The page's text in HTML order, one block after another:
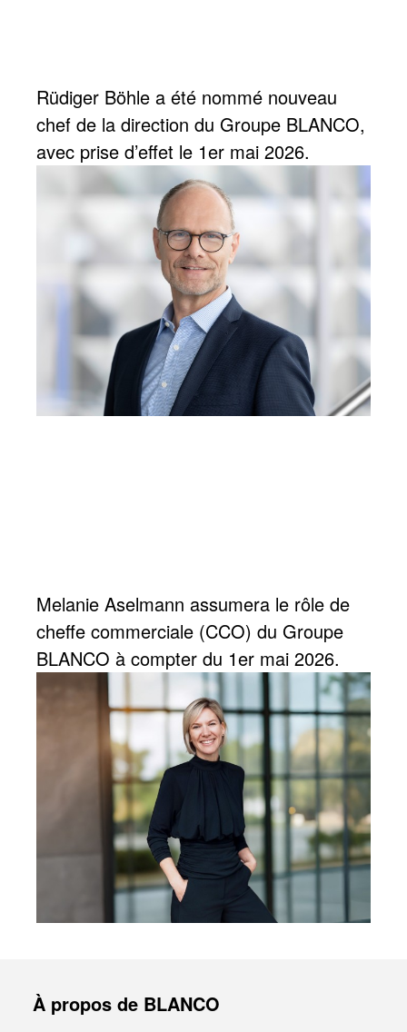
Rüdiger Böhle a été nommé nouveau
chef de la direction du Groupe BLANCO,
avec prise d’effet le 1er mai 2026.
Melanie Aselmann assumera le rôle de
cheffe commerciale (CCO) du Groupe
BLANCO à compter du 1er mai 2026.
À propos de BLANCO